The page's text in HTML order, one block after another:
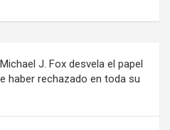
J. Fox desvela el papel
haber rechazado en toda su